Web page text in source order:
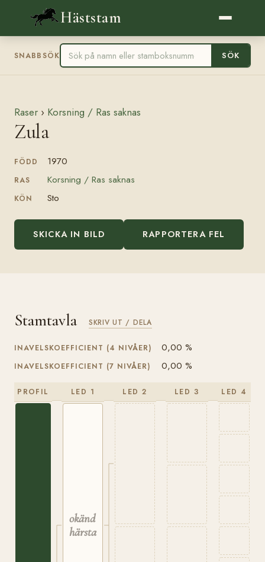
Häststam
SNABBSÖK SÖK
Raser › Korsning / Ras saknas
Zula
FÖDD 1970
RAS Korsning / Ras saknas
KÖN Sto
SKICKA IN BILD RAPPORTERA FEL
Stamtavla SKRIV UT / DELA
INAVELSKOEFFICIENT (4 NIVÅER) 0,00 %
INAVELSKOEFFICIENT (7 NIVÅER) 0,00 %
PROFIL LED 1
okänd
härstamning
LED 2 LED 3 LED 4